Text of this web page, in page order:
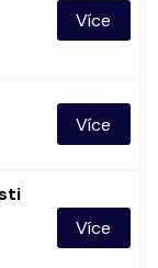
Více
Více
Více